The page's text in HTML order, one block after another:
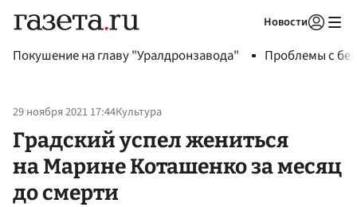
Новости
Покушение на главу "Уралдронзавода" Проблемы с
29 ноября 2021 17:44Культура
Градский успел жениться
на Марине Коташенко за месяц
до смерти